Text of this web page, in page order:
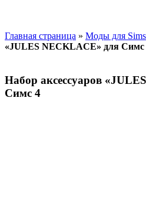
Главная страница » Моды для
«JULES NECKLACE» для Симс
Набор аксессуаров
Симс 4